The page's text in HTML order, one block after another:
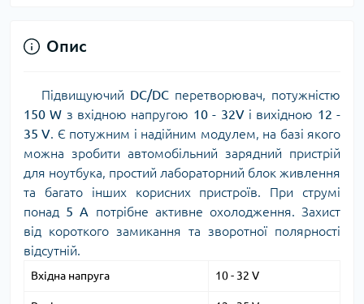
Опис
Підвищуючий DC/DCперетворювач, потужністю
150 W з вхідною напругою 10 - 32Vі вихідною 12 -
35 V. Є потужним і надійним модулем, на базі якого
можна зробити автомобільний зарядний пристрій
для ноутбука, простий лабораторний блок живлення
та багато інших корисних пристроїв. При струмі
понад 5 A потрібне активне охолодження. Захист
від короткого замикання та зворотної полярності
відсутній.
Вхідна напруга 10 - 32 V